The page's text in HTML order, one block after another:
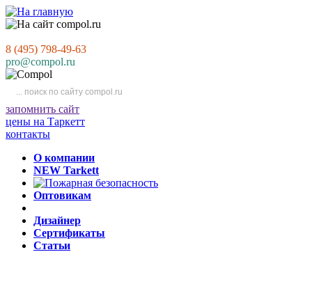
8 (495) 798-49-63
pro@compol.ru
запомнить сайт
цены на Таркетт
контакты
О компании
NEW Tarkett
Оптовикам
Дизайнер
Сертификаты
Статьи